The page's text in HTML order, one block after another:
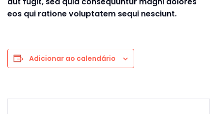
eos qui ratione voluptatem sequi nesciunt.
Adicionar ao calendário